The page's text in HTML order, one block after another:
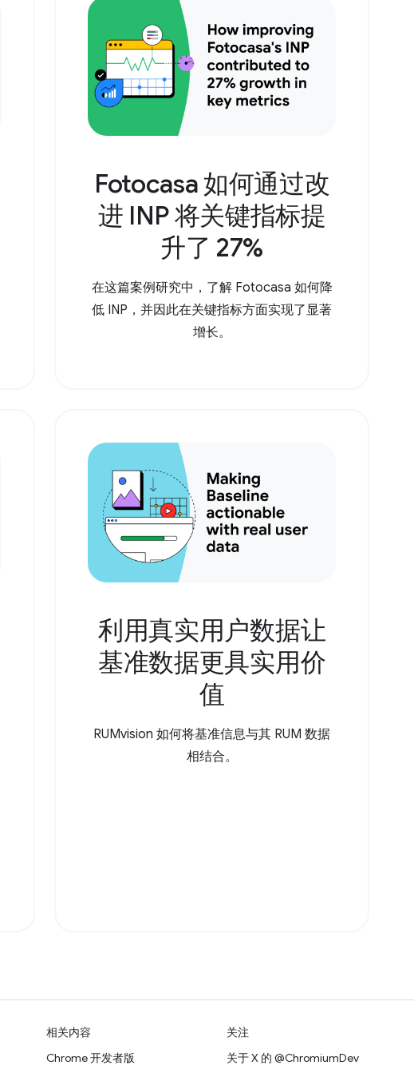
Fotocasa 如何通过改
进 INP 将关键指标提
升了 27%
在这篇案例研究中，了解 Fotocasa 如何降
低 INP，并因此在关键指标方面实现了显著
增长。
利用真实用户数据让
基准数据更具实用价
值
RUMvision 如何将基准信息与其 RUM 数据
相结合。
相关内容
Chrome 开发者版
关注
关于 X 的 @ChromiumDev